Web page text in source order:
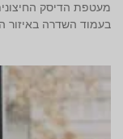
מעטפת הדיסק
בעמוד השדרה באיזור